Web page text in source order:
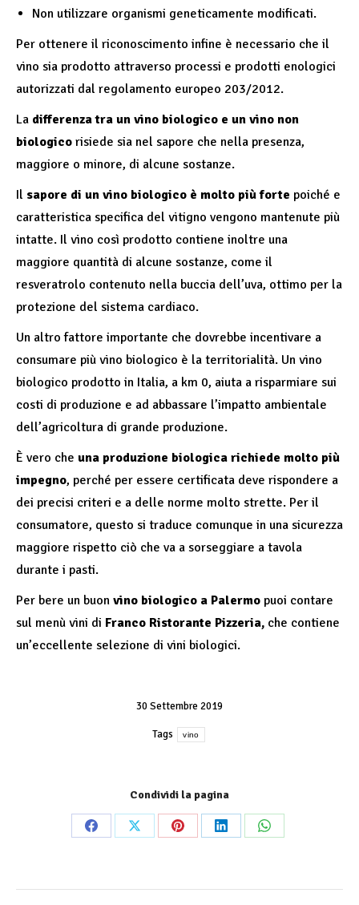
Non utilizzare organismi geneticamente modificati.
Per ottenere il riconoscimento infine è necessario che il
vino sia prodotto attraverso processi e prodotti enologici
autorizzati dal regolamento europeo 203/2012.
La differenza tra un vino biologico e un vino non
biologico risiede sia nel sapore che nella presenza,
maggiore o minore, di alcune sostanze.
Il sapore di un vino biologico è molto più forte poiché e
caratteristica specifica del vitigno vengono mantenute più
intatte. Il vino così prodotto contiene inoltre una
maggiore quantità di alcune sostanze, come il
resveratrolo contenuto nella buccia dell’uva, ottimo per la
protezione del sistema cardiaco.
Un altro fattore importante che dovrebbe incentivare a
consumare più vino biologico è la territorialità. Un vino
biologico prodotto in Italia, a km 0, aiuta a risparmiare sui
costi di produzione e ad abbassare l’impatto ambientale
dell’agricoltura di grande produzione.
È vero che una produzione biologica richiede molto più
impegno, perché per essere certificata deve rispondere a
dei precisi criteri e a delle norme molto strette. Per il
consumatore, questo si traduce comunque in una sicurezza
maggiore rispetto ciò che va a sorseggiare a tavola
durante i pasti.
Per bere un buon vino biologico a Palermo puoi contare
sul menù vini di Franco Ristorante Pizzeria, che contiene
un’eccellente selezione di vini biologici.
30 Settembre 2019
Tags vino
Condividi la pagina
Share
Share
Share
Share
Share